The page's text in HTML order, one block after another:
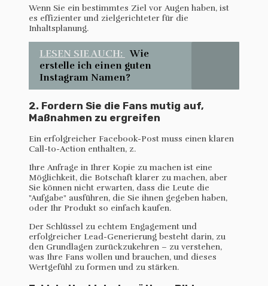
Wenn Sie ein bestimmtes Ziel vor Augen haben, ist
es effizienter und zielgerichteter für die
Inhaltsplanung.
LESEN SIE AUCH:
Wie
erstelle ich einen guten
Instagram Namen?
2. Fordern Sie die Fans mutig auf,
Maßnahmen zu ergreifen
Ein erfolgreicher Facebook-Post muss einen klaren
Call-to-Action enthalten, z.
Ihre Anfrage in Ihrer Kopie zu machen ist eine
Möglichkeit, die Botschaft klarer zu machen, aber
Sie können nicht erwarten, dass die Leute die
"Aufgabe" ausführen, die Sie ihnen gegeben haben,
oder Ihr Produkt so einfach kaufen.
Der Schlüssel zu echtem Engagement und
erfolgreicher Lead-Generierung besteht darin, zu
den Grundlagen zurückzukehren – zu verstehen,
was Ihre Fans wollen und brauchen, und dieses
Wertgefühl zu formen und zu stärken.